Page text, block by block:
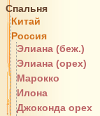
Спальня
Китай
Россия
Элиана (беж.)
Элиана (орех)
Марокко
Илона
Джоконда орех